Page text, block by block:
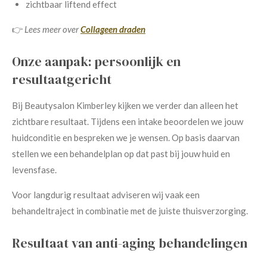
zichtbaar liftend effect
👉 Lees meer overCollageen draden
Onze aanpak: persoonlijk en
resultaatgericht
Bij Beautysalon Kimberley kijken we verder dan alleen het
zichtbare resultaat. Tijdens een intake beoordelen we jouw
huidconditie en bespreken we je wensen. Op basis daarvan
stellen we een behandelplan op dat past bij jouw huid en
levensfase.
Voor langdurig resultaat adviseren wij vaak een
behandeltraject in combinatie met de juiste thuisverzorging.
Resultaat van anti-aging behandelingen